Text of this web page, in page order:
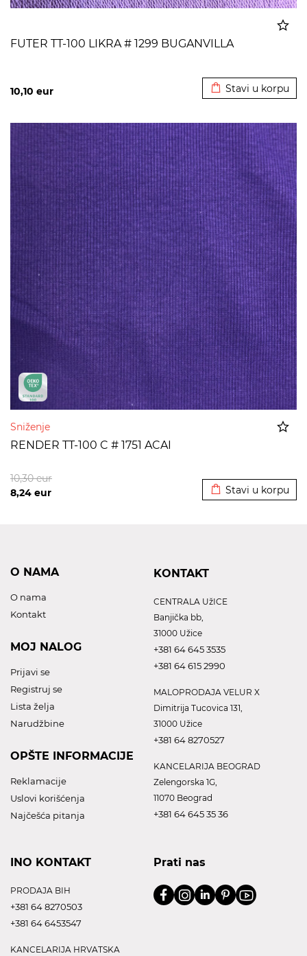
FUTER TT-100 LIKRA # 1299 BUGANVILLA
10,10 eur Stavi u korpu
Sniženje
RENDER TT-100 C # 1751 ACAI
8,24 eur
10,30eur
Stavi u korpu
O NAMA
O nama
Kontakt
MOJ NALOG
Prijavi se
Registruj se
Lista želja
Narudžbine
OPŠTE INFORMACIJE
Reklamacije
Uslovi korišćenja
Najčešća pitanja
KONTAKT
CENTRALA UžICE
Banjička bb,
31000 Užice
+381 64 645 3535
+381 64 615 2990
MALOPRODAJA VELUR X
Dimitrija Tucovica 131,
31000 Užice
+381 64 8270527
KANCELARIJA BEOGRAD
Zelengorska 1G,
11070 Beograd
+381 64 645 35 36
INO KONTAKT
PRODAJA BIH
+381 64 8270503
+381 64 6453547
KANCELARIJA HRVATSKA
Prati nas